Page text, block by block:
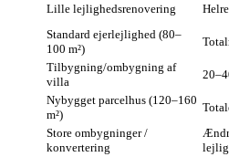
Lille lejlighedsrenovering
Standard ejerlejlighed (80–
100 m²)
Tilbygning/ombygning af
villa
Nybygget parcelhus (120–160
m²)
Store ombygninger /
konvertering